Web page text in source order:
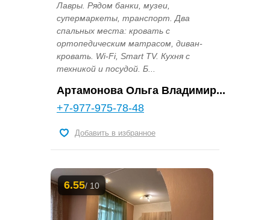
Лавры. Рядом банки, музеи,
супермаркеты, транспорт. Два
спальных места: кровать с
ортопедическим матрасом, диван-
кровать. Wi-Fi, Smart TV. Кухня с
техникой и посудой. Б...
Артамонова Ольга Владимир...
+7-977-975-78-48
Добавить в избранное
6.55/ 10